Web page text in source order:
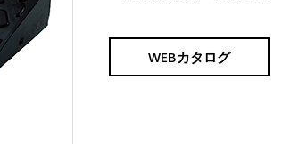
WEBカタログ